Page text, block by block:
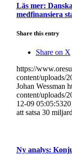
Läs mer:
medfinansiera
Share this entry
Share on X
https://
content/uploads/
Johan Wessman
content/uploads/
12-09 05:05:53
att satsa 30
Ny analys: